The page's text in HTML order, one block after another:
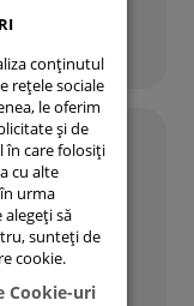
conținutul
rețele sociale
le oferim
și de
în care folosiți
cu alte
urma
să
sunteți de
cookie.
Cookie-uri